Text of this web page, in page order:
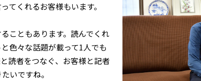
てくれるお客様もいます。
こともあります。読んでくれ
色々な話題が載って1人でも
読者をつなぐ、お客様と記者
いですね。